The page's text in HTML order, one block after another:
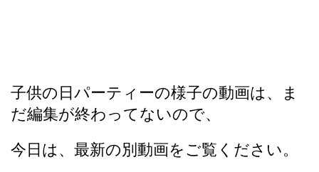
子供の日パーティーの様子の動画は、ま
だ編集が終わってないので、
今日は、最新の別動画をご覧ください。